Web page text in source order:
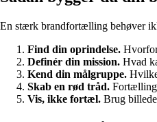
En stærk brandfortælling behøver
Find din oprindelse.
Definér din mission. Hvad
Kend din målgruppe.
Skab en rød tråd.
Vis, ikke fortæl. Brug